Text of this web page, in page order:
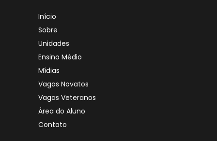
Início
Sobre
Unidades
Ensino Médio
Mídias
Vagas Novatos
Vagas Veteranos
Área do Aluno
Contato